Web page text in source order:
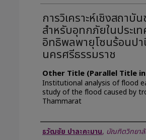
การวิเคราะห์เชิงสถา
สำหรับอุทกภัยในประ
อิทธิพลพายุโซนร้อนป
นครศรีธรรมราช
Other Title (Parallel Title
Institutional analysis of flood
study of the flood caused by
Thammarat
Author
ธวัฒชัย ปาละคะมาน, บัณฑิตวิทยา